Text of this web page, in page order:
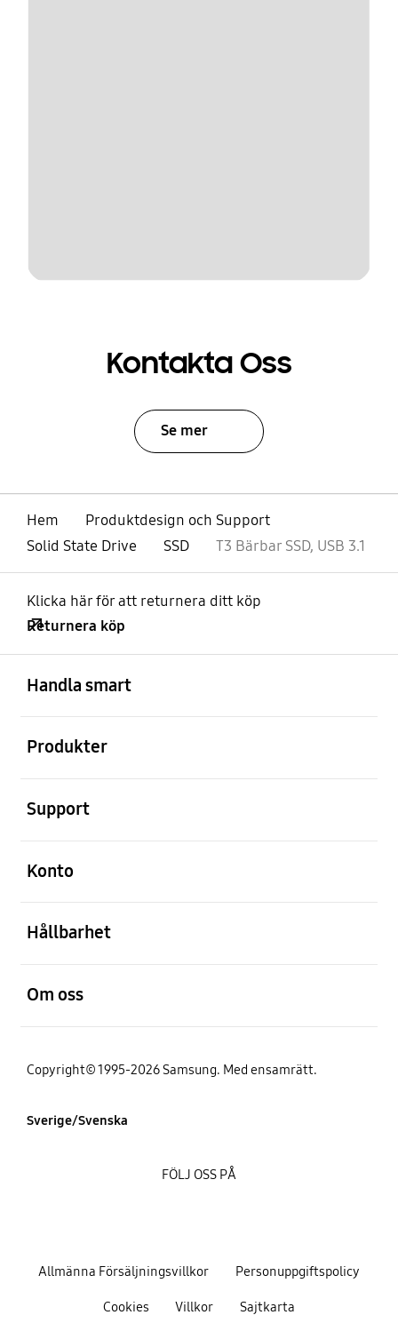
Kontakta Oss
Se mer
Hem
Produktdesign och Support
Solid State Drive
SSD T3 Bärbar SSD, USB 3.1
Klicka här för att returnera ditt köp
Returnera köp
Handla smart
Produkter
Support
Konto
Hållbarhet
Om oss
Copyright© 1995-2026 Samsung. Med ensamrätt.
Sverige/Svenska
Allmänna Försäljningsvillkor Personuppgiftspolicy
Cookies Villkor Sajtkarta
FÖLJ OSS PÅ